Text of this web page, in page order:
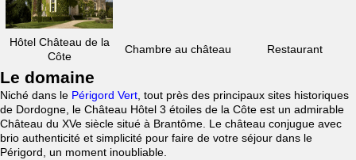
Hôtel Château de la
Côte
Chambre au château Restaurant
Le domaine
Niché dans le Périgord Vert , tout près des principaux sites historiques
de Dordogne, le Château Hôtel 3 étoiles de la Côte est un admirable
Château du XVe siècle situé à Brantôme. Le château conjugue avec
brio authenticité et simplicité pour faire de votre séjour dans le
Périgord, un moment inoubliable.